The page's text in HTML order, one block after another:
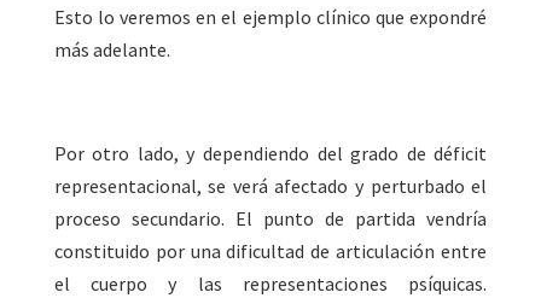
Esto lo veremos en el ejemplo clínico que expondré
más adelante.
Por otro lado, y dependiendo del grado de déficit
representacional, se verá afectado y perturbado el
proceso secundario. El punto de partida vendría
constituido por una dificultad de articulación entre
el cuerpo y las representaciones psíquicas.